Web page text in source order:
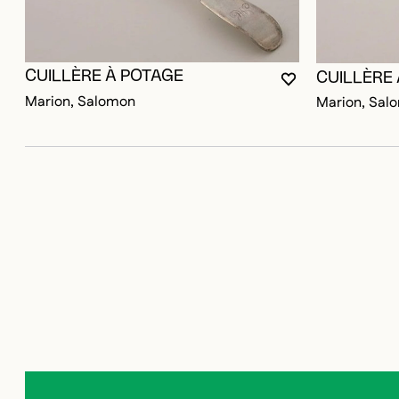
VOUS DEVEZ
FERMER LA
OUVRIR LA
CUILLÈRE À POTAGE
Marion, Salomon
CUILLÈRE
Marion,